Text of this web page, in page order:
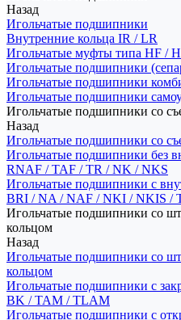
Назад
Игольчатые подшипники
Внутренние кольца IR / LR
Игольчатые муфты типа HF /
Игольчатые подшипники
Игольчатые подшипники
Игольчатые подшипники
Игольчатые подшипники со
Назад
Игольчатые подшипники со
Игольчатые подшипники без
RNAF / TAF / TR / NK / NKS
Игольчатые подшипники с
BRI / NA / NAF / NKI / NKIS /
Игольчатые подшипники со
кольцом
Назад
Игольчатые подшипники со
кольцом
Игольчатые подшипники с
BK / TAM / TLAM
Игольчатые подшипники с